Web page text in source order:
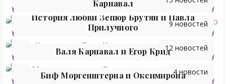
Карнавал
История любви Зепюр Брутян и Павла
Прилучного
9 новостей
Валя Карнавал и Егор Крид12 новостей
Биф Моргенштерна и Оксимирона4 новости